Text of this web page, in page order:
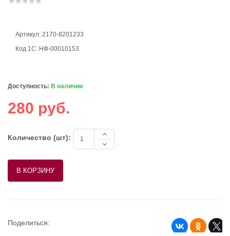
Артикул: 2170-8201233
Код 1С: НФ-00010153
Доступность: В наличии
280 руб.
Количество (шт):
Поделиться: